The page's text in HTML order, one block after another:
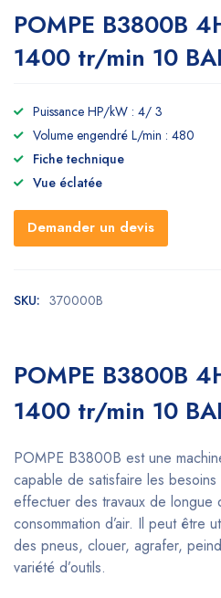
POMPE B3800B
1400 tr/min 10
Puissance HP/kW : 4/ 3
Volume engendré L/min : 480
Fiche technique
Vue éclatée
Demander un devis
SKU: 370000B
POMPE B3800B
1400 tr/min 10
POMPE B3800B est une
capable de satisfaire les
effectuer des travaux de longue
consommation d’air. Il peut être
des pneus, clouer, agrafer,
variété d’outils.